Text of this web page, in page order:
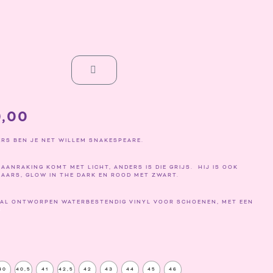
WINKELWAGEN
€ 220,00
BEN JE NET WILLEM SNAKESPEARE.
KOMT MET LICHT, ANDERS IS DIE GRIJS. HIJ IS OOK
GLOW IN THE DARK EN ROOD MET ZWART.
ONTWORPEN WATERBESTENDIG VINYL VOOR SCHOENEN, MET EEN
40,5 41 42,5 42 43 44 45 46